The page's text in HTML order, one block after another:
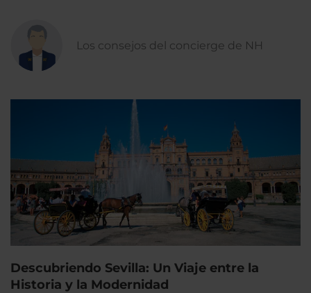
Los consejos del concierge de NH
Descubriendo Sevilla: Un Viaje entre la
Historia y la Modernidad